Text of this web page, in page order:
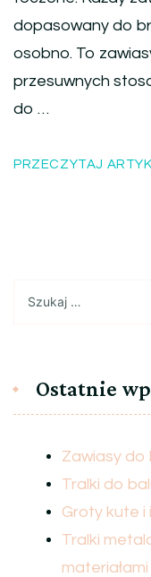
dopasowany do
osobno. To
przesuwnych
do …
PRZECZYTAJ
Ostatnie
Zawiasy do
Tralki do
Groty kute i
Tralki
materiałami